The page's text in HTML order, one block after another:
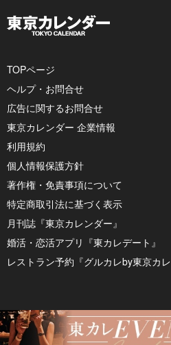
TOPページ
ヘルプ・お問合せ
広告に関するお問合せ
東京カレンダー 企業情報
利用規約
個人情報保護方針
著作権・免責事項について
特定商取引法に基づく表示
月刊誌『東京カレンダー』
婚活・恋活アプリ『東カレデート』
レストラン予約『グルカレby東京カレ
©